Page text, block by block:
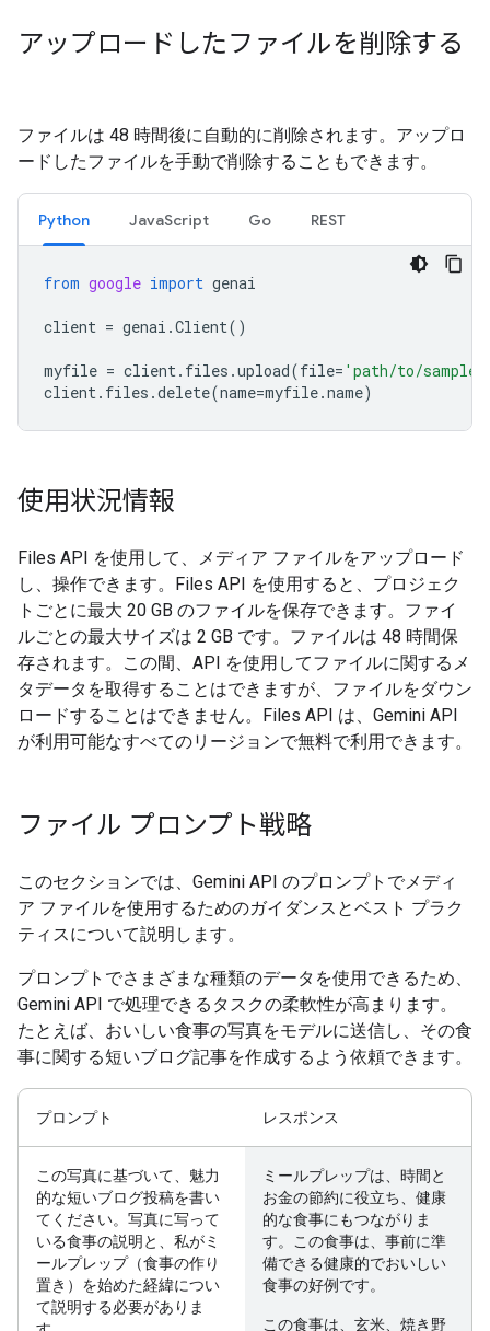
アップロードしたファイルを削除する
ファイルは 48 時間後に自動的に削除されます。アップロ
ードしたファイルを手動で削除することもできます。
Python JavaScript Go REST
from google import genai
client = genai .Client()
myfile = client. files .upload(file= 'path/to/
client. files .delete(name=myfile.name)
使用状況情報
Files API を使用して、メディア ファイルをアップロード
し、操作できます。Files API を使用すると、プロジェク
トごとに最大 20 GB のファイルを保存できます。ファイ
ルごとの最大サイズは 2 GB です。ファイルは 48 時間保
存されます。この間、API を使用してファイルに関するメ
タデータを取得することはできますが、ファイルをダウン
ロードすることはできません。Files API は、Gemini API
が利用可能なすべてのリージョンで無料で利用できます。
ファイル プロンプト戦略
このセクションでは、Gemini API のプロンプトでメディ
ア ファイルを使用するためのガイダンスとベスト プラク
ティスについて説明します。
プロンプトでさまざまな種類のデータを使用できるため、
Gemini API で処理できるタスクの柔軟性が高まります。
たとえば、おいしい食事の写真をモデルに送信し、その食
事に関する短いブログ記事を作成するよう依頼できます。
プロンプト レスポンス
この写真に基づいて、魅力
的な短いブログ投稿を書い
てください。写真に写って
いる食事の説明と、私がミ
ールプレップ（食事の作り
置き）を始めた経緯につい
て説明する必要がありま
ミールプレップは、時間と
お金の節約に役立ち、健康
的な食事にもつながりま
す。この食事は、事前に準
備できる健康的でおいしい
食事の好例です。
この食事は、玄米、焼き野